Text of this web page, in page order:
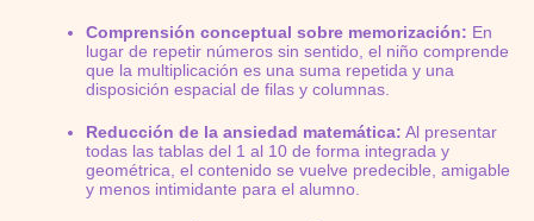
Comprensión conceptual sobre memorización: En
lugar de repetir números sin sentido, el niño comprende
que la multiplicación es una suma repetida y una
disposición espacial de filas y columnas.
Reducción de la ansiedad matemática: Al presentar
todas las tablas del 1 al 10 de forma integrada y
geométrica, el contenido se vuelve predecible, amigable
y menos intimidante para el alumno.